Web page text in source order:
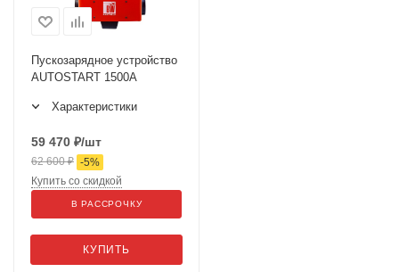
Пускозарядное устройство
AUTOSTART 1500A
Характеристики
59 470 ₽/шт
62 600₽ -5%
КУПИТЬ
Купить со скидкой
В РАССРОЧКУ